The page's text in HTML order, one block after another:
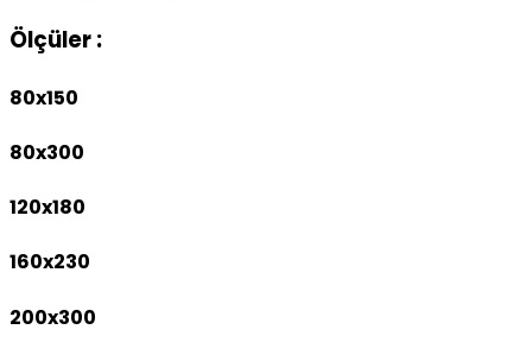
Ölçüler :
80x150
80x300
120x180
160x230
200x300